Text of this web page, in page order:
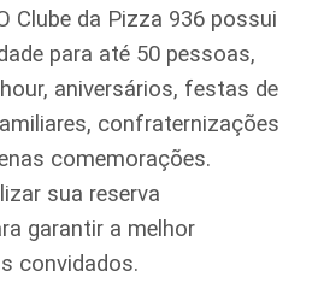
Clube da Pizza 936 possui
para até 50 pessoas,
aniversários, festas de
confraternizações
comemorações.
sua reserva
garantir a melhor
convidados.